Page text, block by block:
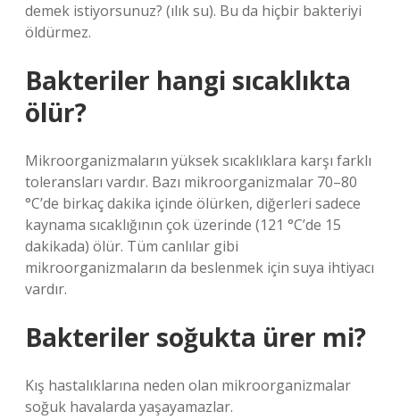
demek istiyorsunuz? (ılık su). Bu da hiçbir bakteriyi
öldürmez.
Bakteriler hangi sıcaklıkta
ölür?
Mikroorganizmaların yüksek sıcaklıklara karşı farklı
toleransları vardır. Bazı mikroorganizmalar 70–80
°C’de birkaç dakika içinde ölürken, diğerleri sadece
kaynama sıcaklığının çok üzerinde (121 °C’de 15
dakikada) ölür. Tüm canlılar gibi
mikroorganizmaların da beslenmek için suya ihtiyacı
vardır.
Bakteriler soğukta ürer mi?
Kış hastalıklarına neden olan mikroorganizmalar
soğuk havalarda yaşayamazlar.